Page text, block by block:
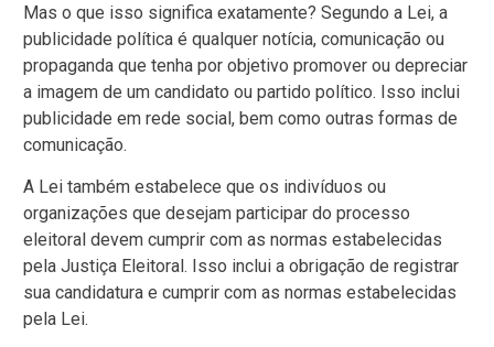
Mas o que isso significa exatamente? Segundo a Lei, a
publicidade política é qualquer notícia, comunicação ou
propaganda que tenha por objetivo promover ou depreciar
a imagem de um candidato ou partido político. Isso inclui
publicidade em rede social, bem como outras formas de
comunicação.
A Lei também estabelece que os indivíduos ou
organizações que desejam participar do processo
eleitoral devem cumprir com as normas estabelecidas
pela Justiça Eleitoral. Isso inclui a obrigação de registrar
sua candidatura e cumprir com as normas estabelecidas
pela Lei.